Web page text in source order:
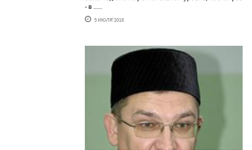
- в ......
5 ИЮЛЯ'2018